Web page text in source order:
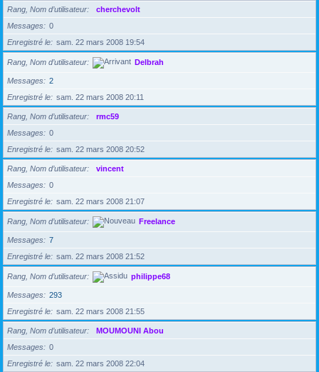
Rang, Nom d’utilisateur
cherchevolt
Messages
0
Enregistré le
sam. 22 mars 2008 19:54
Rang, Nom d’utilisateur Delbrah
Messages
2
Enregistré le
sam. 22 mars 2008 20:11
Rang, Nom d’utilisateur
rmc59
Messages
0
Enregistré le
sam. 22 mars 2008 20:52
Rang, Nom d’utilisateur
vincent
Messages
0
Enregistré le
sam. 22 mars 2008 21:07
Rang, Nom d’utilisateur Freelance
Messages
7
Enregistré le
sam. 22 mars 2008 21:52
Rang, Nom d’utilisateur philippe68
Messages
293
Enregistré le
sam. 22 mars 2008 21:55
Rang, Nom d’utilisateur
MOUMOUNI Abou
Messages
0
Enregistré le
sam. 22 mars 2008 22:04